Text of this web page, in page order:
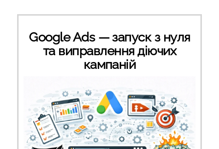
Google Ads — запуск з нуля
та виправлення діючих
кампаній